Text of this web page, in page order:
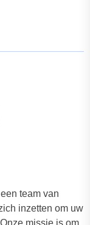
team van
inzetten om uw